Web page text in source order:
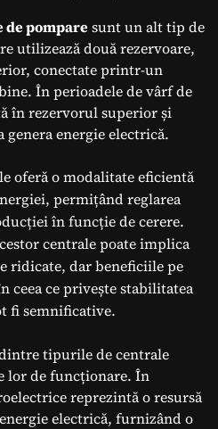
pomparesunt un alt tip de
utilizează două rezervoare,
conectate printr-un
În perioadele de vârf de
în rezervorul superior și
energie electrică.
oferă o modalitate eficientă
permițând reglarea
în funcție de cerere.
centrale poate implica
ridicate, dar beneficiile pe
ceea ce privește stabilitatea
fi semnificative.
tipurile de centrale
lor de funcționare. În
reprezintă o resursă
electrică, furnizând o